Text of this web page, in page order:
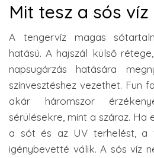
Mit tesz a sós
A tengervíz magas
hatású. A hajszál külső
napsugárzás hatására
színvesztéshez vezethet. Fun
akár háromszor
sérülésekre, mint a száraz. Ha
a sót és az UV terhelést, a
igénybevetté válik. A sós víz